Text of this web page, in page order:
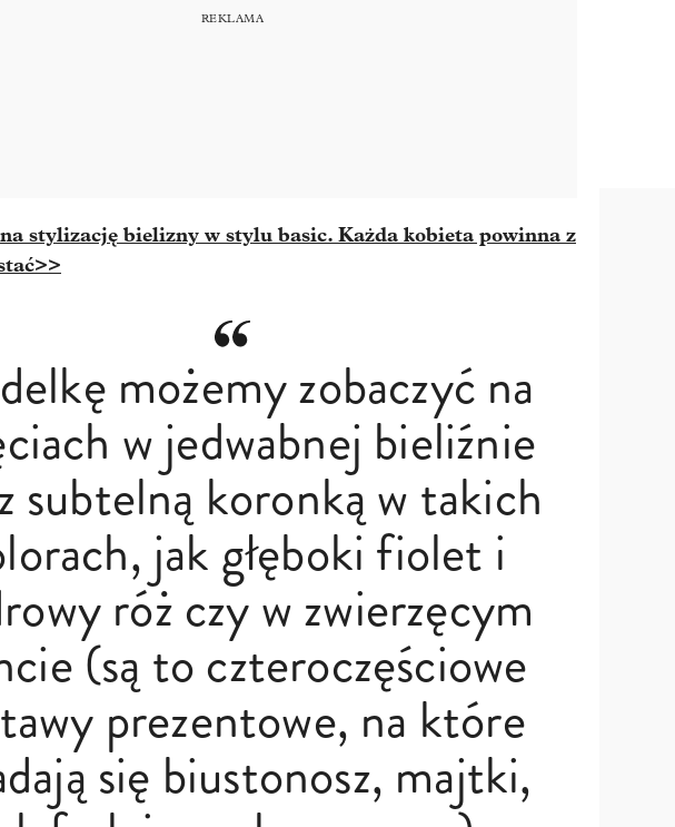
na stylizację bielizny w stylu basic. Każda kobieta powinna z
możemy zobaczyć na
w jedwabnej bieliźnie
subtelną koronką w takich
jak głęboki fiolet i
róż czy w zwierzęcym
(są to czteroczęściowe
prezentowe, na które
się biustonosz, majtki,